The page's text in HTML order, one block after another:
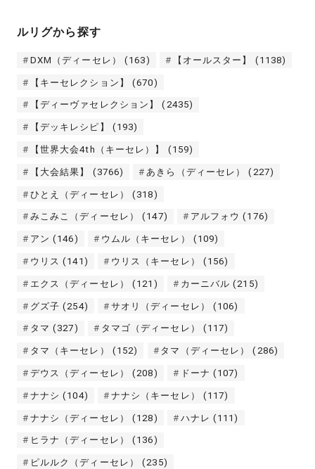
ルリグから探す
DXM（ディーセレ） (163) 【オールスター】 (1138)
【キーセレクション】 (670)
【ディーヴァセレクション】 (2435)
【デッキレシピ】 (193)
【世界大会4th（キーセレ）】 (159)
【大会結果】 (3766) あきら（ディーセレ） (227)
ひとえ（ディーセレ） (318)
みこみこ（ディーセレ） (147) アルフォウ (176)
アン (146) ウムル（キーセレ） (109)
ウリス (141) ウリス（キーセレ） (156)
エクス（ディーセレ） (121) カーニバル (215)
グズ子 (254) サオリ（ディーセレ） (106)
タマ (327) タマゴ（ディーセレ） (117)
タマ（キーセレ） (152) タマ（ディーセレ） (286)
デウス（ディーセレ） (208) ドーナ (107)
ナナシ (104) ナナシ（キーセレ） (117)
ナナシ（ディーセレ） (128) ハナレ (111)
ヒラナ（ディーセレ） (136)
ピルルク（ディーセレ） (235)